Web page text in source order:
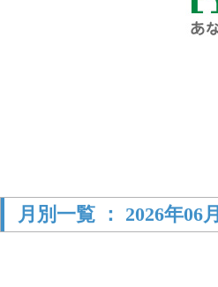
月別一覧 ： 2026年06月